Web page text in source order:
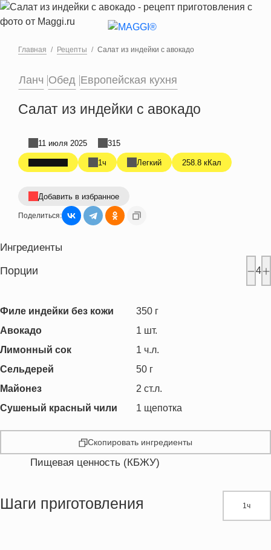
Перейти к основному содержанию
Главная Рецепты Салат из индейки с авокадо
Ланч Обед Европейская кухня
Салат из индейки с авокадо
1ч Легкий 258.8 кКал
11 июля 2025 315
Добавить в избранное
Поделиться:
Ингредиенты
Порции 4
Филе индейки без кожи 350 г
Авокадо
1 шт.
Лимонный сок
1 ч.л.
Сельдерей
50 г
Майонез
2 ст.л.
Сушеный красный чили
1 щепотка
Скопировать ингредиенты
Пищевая ценность (КБЖУ)
Жиры
Шаги приготовления 1ч